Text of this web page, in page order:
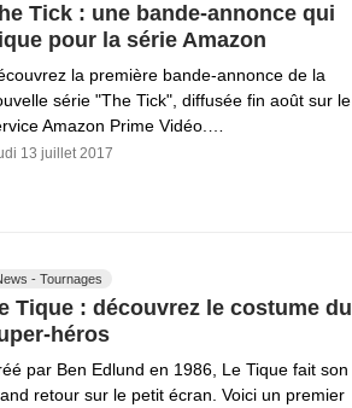
Tick : une bande-annonce qui
pour la série Amazon
la première bande-annonce de la
série "The Tick", diffusée fin août sur le
Amazon Prime Vidéo.…
13 juillet 2017
- Tournages
Tique : découvrez le costume du
héros
par Ben Edlund en 1986, Le Tique fait son
retour sur le petit écran. Voici un premier